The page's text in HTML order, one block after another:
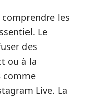
les
Le
des
ou à la
comme
Live. La